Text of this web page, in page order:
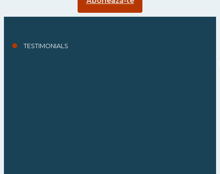
TESTIMONIALS